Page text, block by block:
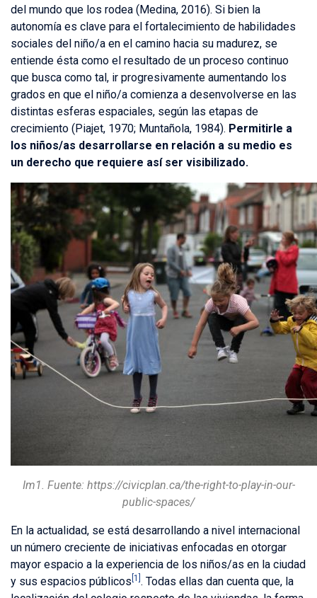
del mundo que los rodea (Medina, 2016). Si bien la
autonomía es clave para el fortalecimiento de habilidades
sociales del niño/a en el camino hacia su madurez, se
entiende ésta como el resultado de un proceso continuo
que busca como tal, ir progresivamente aumentando los
grados en que el niño/a comienza a desenvolverse en las
distintas esferas espaciales, según las etapas de
crecimiento (Piajet, 1970; Muntañola, 1984). Permitirle a
los niños/as desarrollarse en relación a su medio es
un derecho que requiere así ser visibilizado.
Im1. Fuente: https://civicplan.ca/the-right-to-play-in-our-
public-spaces/
En la actualidad, se está desarrollando a nivel internacional
un número creciente de iniciativas enfocadas en otorgar
mayor espacio a la experiencia de los niños/as en la ciudad
y sus espacios públicos [1] . Todas ellas dan cuenta que, la